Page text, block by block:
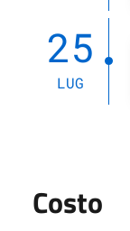
25
LUG
Costo